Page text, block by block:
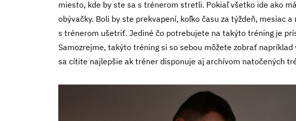
miesto, kde by ste sa s trénerom stretli. Pokiaľ všetko ide ako
obývačky. Boli by ste prekvapení, koľko času za týždeň, mesiac
s trénerom ušetriť. Jediné čo potrebujete na takýto tréning je
Samozrejme, takýto tréning si so sebou môžete zobrať
sa cítite najlepšie ak tréner disponuje aj archívom natočených